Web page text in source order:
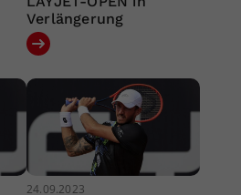
Verlängerung
24.09.2023